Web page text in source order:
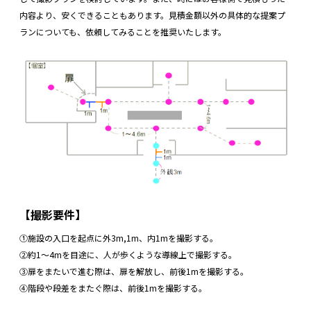
内容より、安くできることもあります。見積金額以外の具体的な提案プ
ランについても、依頼してみることを推奨いたします。
【撮影要件】
①施設の入口を起点に外3m,1m、内1mを撮影する。
②約1～4mを目途に、人が歩くような導線上で撮影する。
③扉をまたいで進む際は、扉を解放し、前後1mを撮影する。
④階段や段差をまたぐ際は、前後1mを撮影する。